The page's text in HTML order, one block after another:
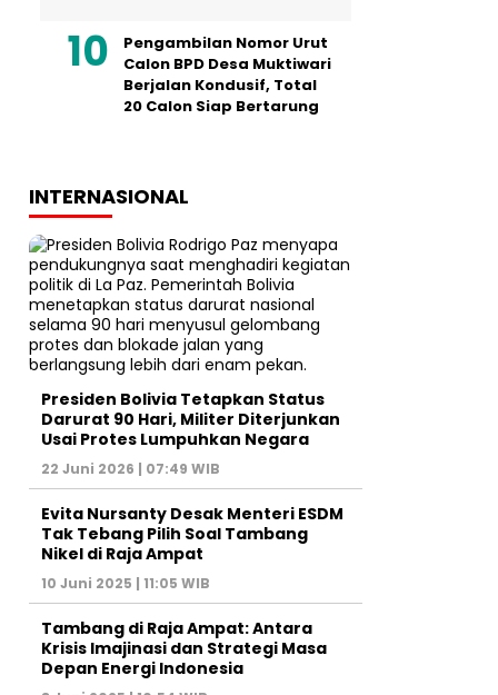
Pengambilan Nomor Urut
Calon BPD Desa Muktiwari
Berjalan Kondusif, Total
20 Calon Siap Bertarung
INTERNASIONAL
Presiden Bolivia Tetapkan Status
Darurat 90 Hari, Militer Diterjunkan
Usai Protes Lumpuhkan Negara
22 Juni 2026 | 07:49 WIB
Evita Nursanty Desak Menteri ESDM
Tak Tebang Pilih Soal Tambang
Nikel di Raja Ampat
10 Juni 2025 | 11:05 WIB
Tambang di Raja Ampat: Antara
Krisis Imajinasi dan Strategi Masa
Depan Energi Indonesia